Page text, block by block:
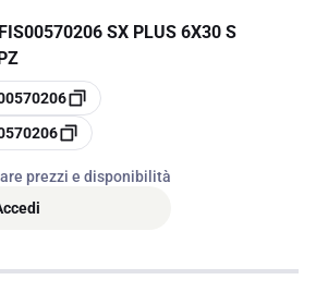
FIS00570206 SX PLUS 6X30 S
prezzi e disponibilità